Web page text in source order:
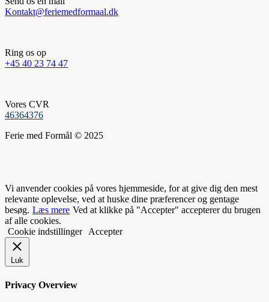
Kontakt@feriemedformaal.dk
Ring os op
+45 40 23 74 47
Vores CVR
46364376
Ferie med Formål © 2025
Vi anvender cookies på vores hjemmeside, for at give dig den mest
relevante oplevelse, ved at huske dine præferencer og gentage
besøg. Læs mere Ved at klikke på "Accepter" accepterer du brugen
af alle cookies.
Cookie indstillinger
Accepter
Luk
Privacy Overview